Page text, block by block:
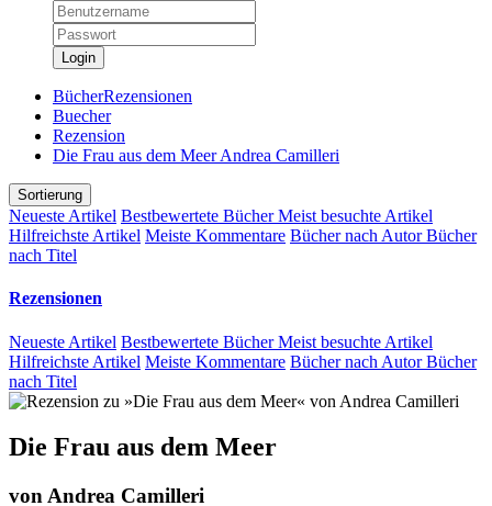
Login
BücherRezensionen
Buecher
Rezension
Die Frau aus dem Meer Andrea Camilleri
Sortierung
Neueste Artikel Bestbewertete BücherMeist besuchte Artikel
Hilfreichste Artikel Meiste Kommentare Bücher nach AutorBücher
nach Titel
Rezensionen
Neueste Artikel Bestbewertete BücherMeist besuchte Artikel
Hilfreichste Artikel Meiste Kommentare Bücher nach AutorBücher
nach Titel
Die Frau aus dem Meer
vonAndrea Camilleri